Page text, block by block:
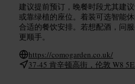
建议提前预订，晚餐时段尤其建
或靠绿植的座位。着装可选智能
合适的餐饮安排。若想配酒，问
更顺手。
https://comogarden.co.uk/
37-45 肯辛顿高街，伦敦 W8